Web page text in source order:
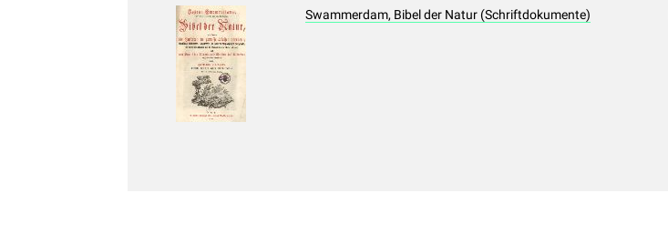
Swammerdam, Bibel der Natur (Schriftdokumente)